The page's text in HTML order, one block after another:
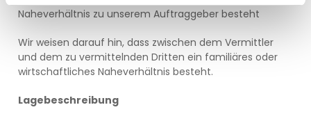
Naheverhältnis zu unserem Auftraggeber besteht
Wir weisen darauf hin, dass zwischen dem Vermittler
und dem zu vermittelnden Dritten ein familiäres oder
wirtschaftliches Naheverhältnis besteht.
Lagebeschreibung